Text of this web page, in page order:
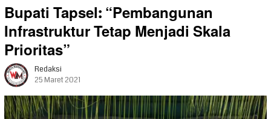
Bupati Tapsel: “Pembangunan
Infrastruktur Tetap Menjadi Skala
Prioritas”
Redaksi
25 Maret 2021